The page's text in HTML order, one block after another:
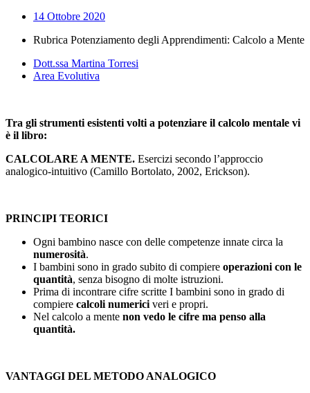
14 Ottobre 2020
Rubrica Potenziamento degli Apprendimenti: Calcolo a Mente
Dott.ssa Martina Torresi
Area Evolutiva
Tra gli strumenti esistenti volti a potenziare il calcolo mentale vi
è il libro:
CALCOLARE A MENTE. Esercizi secondo l’approccio
analogico-intuitivo (Camillo Bortolato, 2002, Erickson).
PRINCIPI TEORICI
Ogni bambino nasce con delle competenze innate circa la
numerosità.
I bambini sono in grado subito di compiere operazioni con le
quantità, senza bisogno di molte istruzioni.
Prima di incontrare cifre scritte I bambini sono in grado di
compiere calcoli numericiveri e propri.
Nel calcolo a mente non vedo le cifre ma penso alla
quantità.
VANTAGGI DEL METODO ANALOGICO